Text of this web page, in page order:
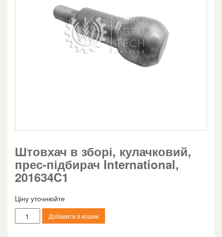
Штовхач в зборі, кулачковий,
прес-підбирач International,
201634C1
Ціну уточнюйте
Штовхач
в
Добавити в кошик